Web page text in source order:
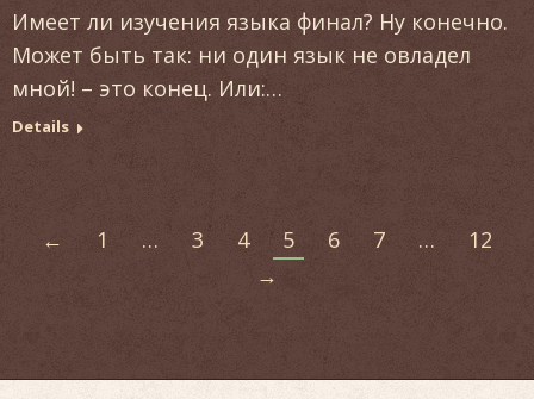
Имеет ли изучения языка финал? Ну конечно.
Может быть так: ни один язык не овладел
мной! – это конец. Или:…
Details
← 1 … 3 4 5 6 7 …
12
→